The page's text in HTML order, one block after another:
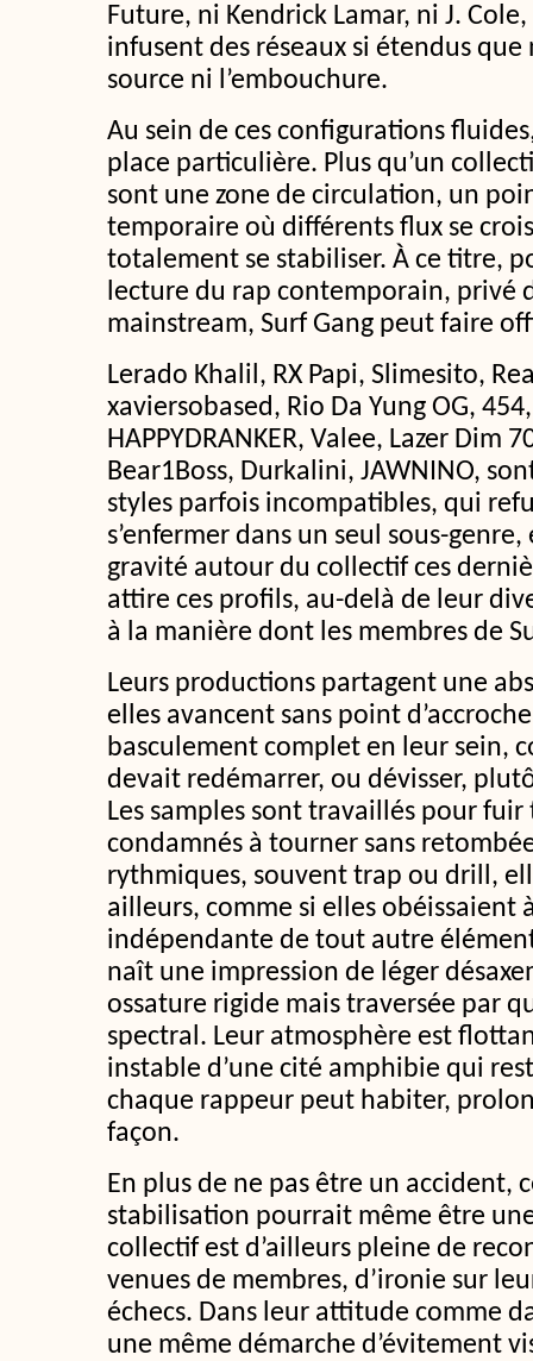
Future, ni Kendrick Lamar, ni J.
infusent des réseaux si étendus que
source ni l’embouchure.
Au sein de ces configurations
place particulière. Plus qu’un
sont une zone de circulation, un
temporaire où différents flux se
totalement se stabiliser. À ce titre,
lecture du rap contemporain, privé
mainstream, Surf Gang peut faire
Lerado Khalil, RX Papi, Slimesito,
xaviersobased, Rio Da Yung OG,
HAPPYDRANKER, Valee, Lazer Dim
Bear1Boss, Durkalini, JAWNINO,
styles parfois incompatibles, qui
s’enfermer dans un seul sous-
gravité autour du collectif ces
attire ces profils, au-delà de leur
à la manière dont les membres de
Leurs productions partagent une
elles avancent sans point
basculement complet en leur sein,
devait redémarrer, ou dévisser,
Les samples sont travaillés pour
condamnés à tourner sans
rythmiques, souvent trap ou drill,
ailleurs, comme si elles obéissaient
indépendante de tout autre
naît une impression de léger
ossature rigide mais traversée par
spectral. Leur atmosphère est
instable d’une cité amphibie qui
chaque rappeur peut habiter,
façon.
En plus de ne pas être un accident,
stabilisation pourrait même être
collectif est d’ailleurs pleine de
venues de membres, d’ironie sur
échecs. Dans leur attitude comme
une même démarche d’évitement